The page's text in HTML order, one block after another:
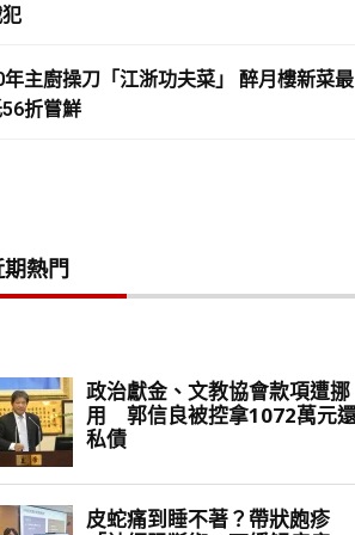
年主廚操刀「江浙功夫菜」 醉月樓新菜最
折嘗鮮
熱門